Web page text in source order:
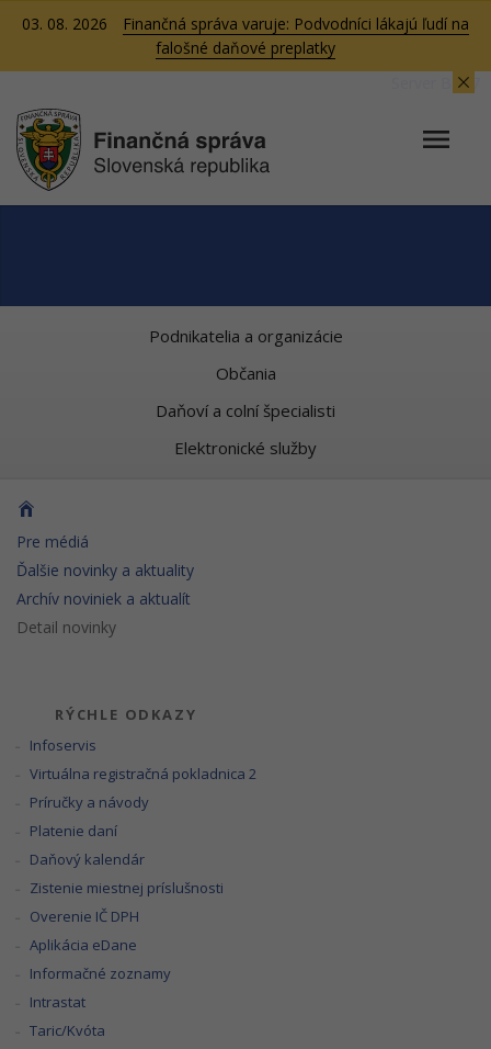
03. 08. 2026
Finančná správa varuje: Podvodníci lákajú ľudí na
falošné daňové preplatky
Server BB07
Podnikatelia a organizácie
Občania
Daňoví a colní špecialisti
Elektronické služby
Pre médiá
Ďalšie novinky a aktuality
Archív noviniek a aktualít
Detail novinky
RÝCHLE ODKAZY
Infoservis
Virtuálna registračná pokladnica 2
Príručky a návody
Platenie daní
Daňový kalendár
Zistenie miestnej príslušnosti
Overenie IČ DPH
Aplikácia eDane
Informačné zoznamy
Intrastat
Taric/Kvóta